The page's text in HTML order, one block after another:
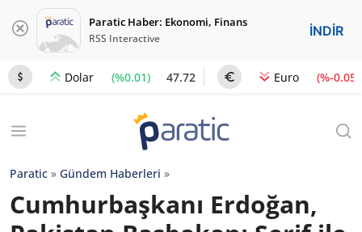
Paratic Haber: Ekonomi, Finans
RSS Interactive İNDİR
Dolar (%0.01) 47.72 Euro (%-0.05)
Paratic » Gündem Haberleri »
Cumhurbaşkanı Erdoğan,